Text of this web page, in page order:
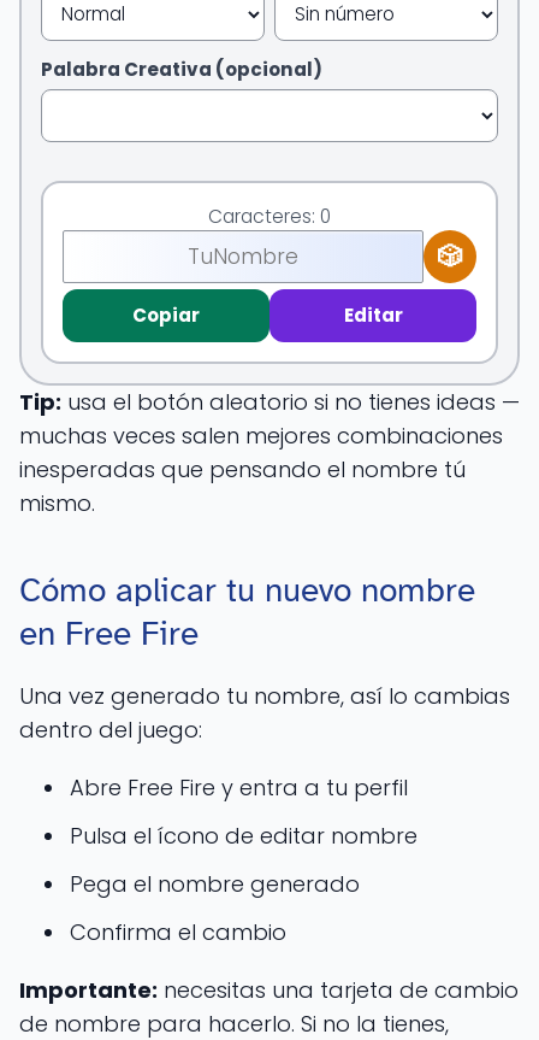
Palabra Creativa (opcional)
Caracteres: 0
🎲
Copiar Editar
Tip: usa el botón aleatorio si no tienes ideas —
muchas veces salen mejores combinaciones
inesperadas que pensando el nombre tú
mismo.
Cómo aplicar tu nuevo nombre
en Free Fire
Una vez generado tu nombre, así lo cambias
dentro del juego:
Abre Free Fire y entra a tu perfil
Pulsa el ícono de editar nombre
Pega el nombre generado
Confirma el cambio
Importante: necesitas una tarjeta de cambio
de nombre para hacerlo. Si no la tienes,